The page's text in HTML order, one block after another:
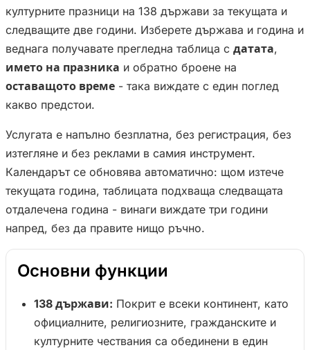
културните празници на 138 държави за текущата и
следващите две години. Изберете държава и година и
веднага получавате прегледна таблица с датата,
името на празника и обратно броене на
оставащото време - така виждате с един поглед
какво предстои.
Услугата е напълно безплатна, без регистрация, без
изтегляне и без реклами в самия инструмент.
Календарът се обновява автоматично: щом изтече
текущата година, таблицата подхваща следващата
отдалечена година - винаги виждате три години
напред, без да правите нищо ръчно.
Основни функции
138 държави: Покрит е всеки континент, като
официалните, религиозните, гражданските и
културните чествания са обединени в един